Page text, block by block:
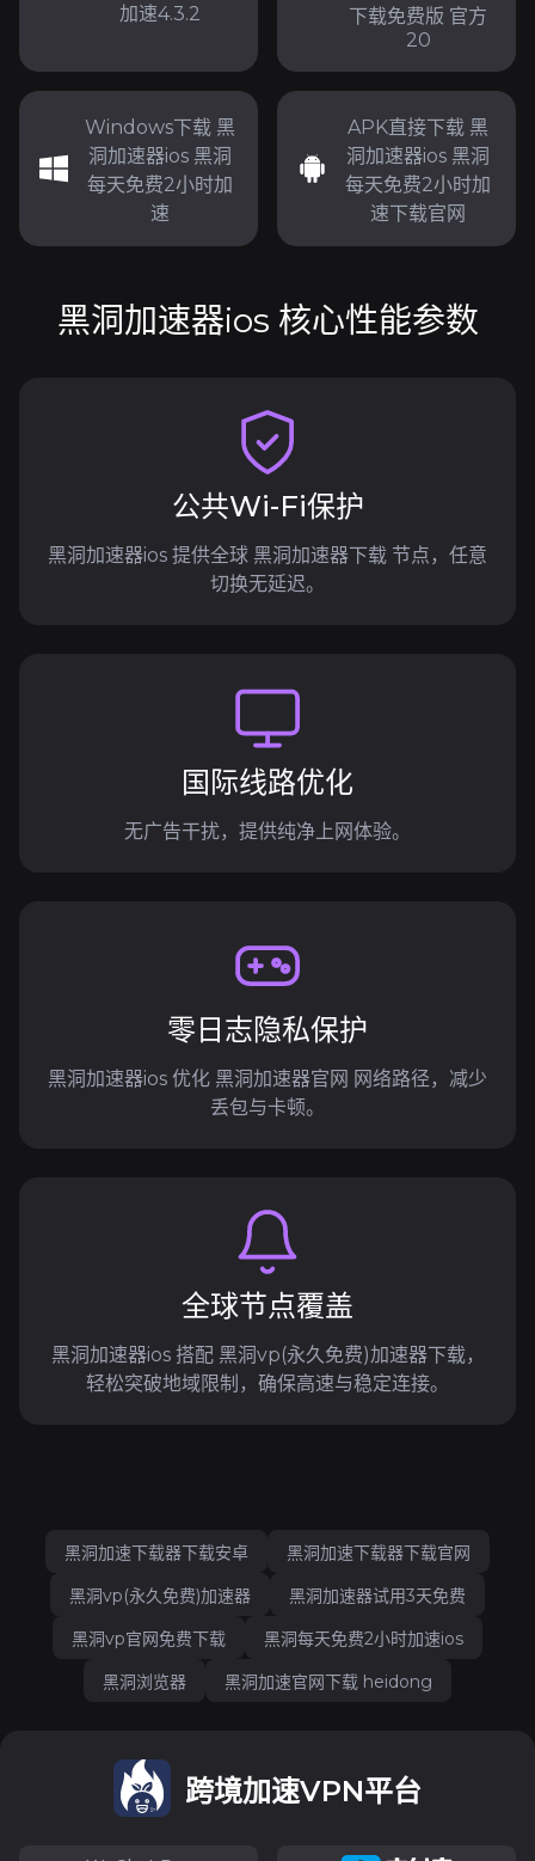
加速4.3.2
下载免费版 官方
20
Windows下载 黑
洞加速器ios 黑洞
每天免费2小时加
速
APK直接下载 黑
洞加速器ios 黑洞
每天免费2小时加
速下载官网
黑洞加速器ios 核心性能参数
公共Wi-Fi保护
黑洞加速器ios 提供全球 黑洞加速器下载 节点，任意
切换无延迟。
国际线路优化
无广告干扰，提供纯净上网体验。
零日志隐私保护
黑洞加速器ios 优化 黑洞加速器官网 网络路径，减少
丢包与卡顿。
全球节点覆盖
黑洞加速器ios 搭配 黑洞vp(永久免费)加速器下载，
轻松突破地域限制，确保高速与稳定连接。
黑洞加速下载器下载安卓
黑洞加速下载器下载官网
黑洞vp(永久免费)加速器
黑洞加速器试用3天免费
黑洞vp官网免费下载
黑洞每天免费2小时加速ios
黑洞浏览器
黑洞加速官网下载 heidong
跨境加速VPN平台